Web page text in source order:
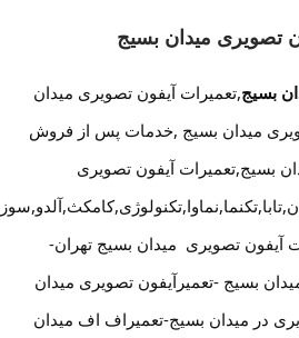
تصویری میدان بسیج
بسیج,تعمیرات آیفون تصویری میدان
میدان بسیج ,خدمات پس از فروش
بسیج,تعمیرات آیفون تصویری
آیفون تصویری میدان بسیج تهران-
بسیج -تعمیرآیفون تصویری میدان
در میدان بسیج-تعمیراف اف میدان